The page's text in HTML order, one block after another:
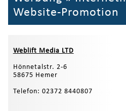
Website-Promotion
Weblift Media LTD
Hönnetalstr. 2-6
58675 Hemer
Telefon: 02372 8440807